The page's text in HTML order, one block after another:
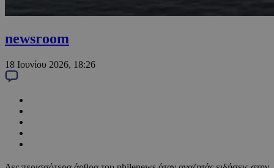
newsroom
18 Ιουνίου 2026, 18:26